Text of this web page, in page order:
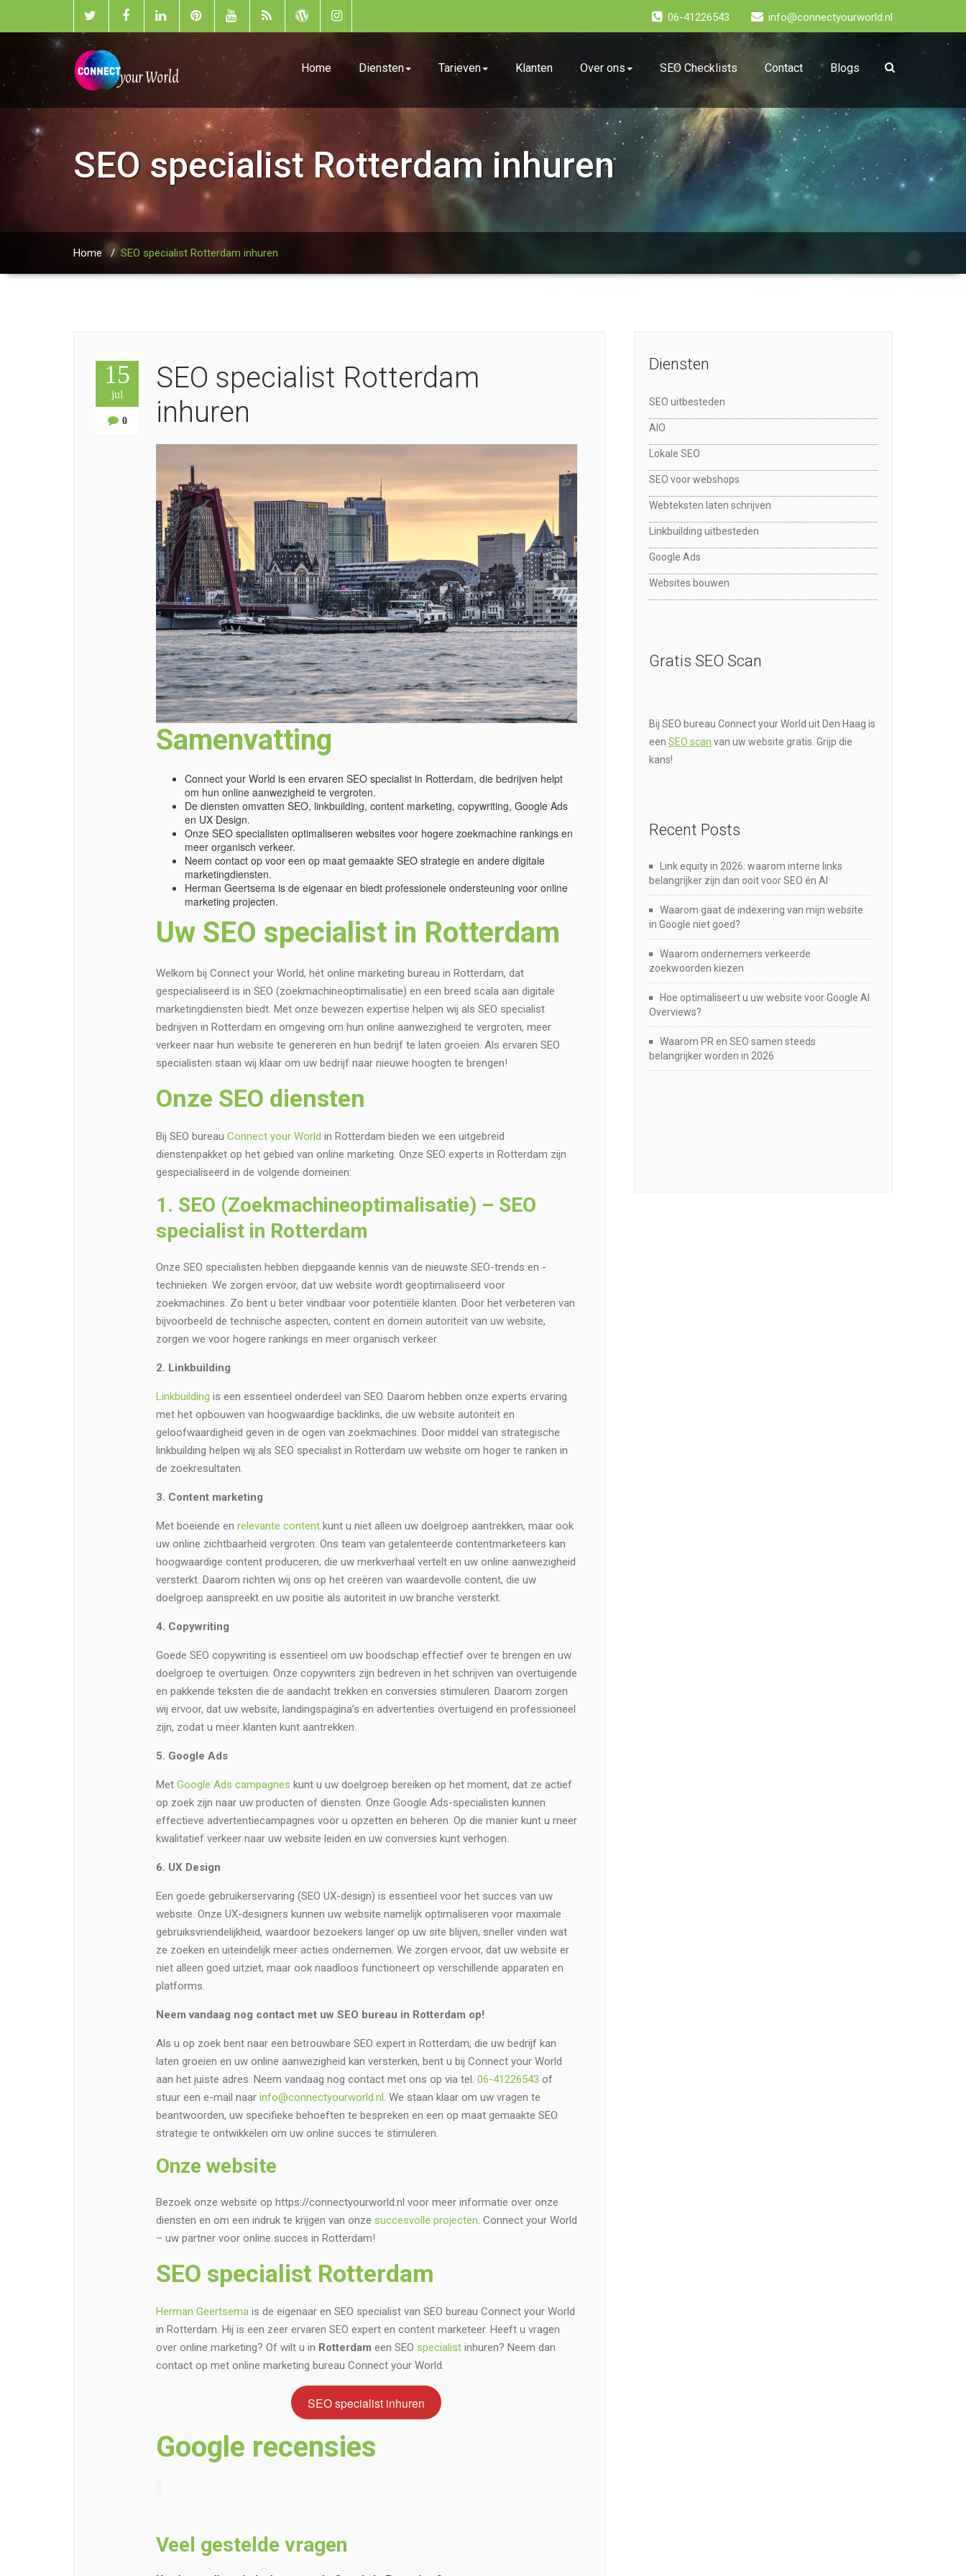
06-41226543 info@connectyourworld.nl
Home Diensten Tarieven Klanten Over ons SEO Checklists Contact Blogs
SEO specialist Rotterdam inhuren
Home /SEO specialist Rotterdam inhuren
15
jul
0
SEO specialist Rotterdam
inhuren
Samenvatting
Connect your World is een ervaren SEO specialist in Rotterdam, die bedrijven helpt
om hun online aanwezigheid te vergroten.
De diensten omvatten SEO, linkbuilding, content marketing, copywriting, Google Ads
en UX Design.
Onze SEO specialisten optimaliseren websites voor hogere zoekmachine rankings en
meer organisch verkeer.
Neem contact op voor een op maat gemaakte SEO strategie en andere digitale
marketingdiensten.
Herman Geertsema is de eigenaar en biedt professionele ondersteuning voor online
marketing projecten.
Uw SEO specialist in Rotterdam
Welkom bij Connect your World, hét online marketing bureau in Rotterdam, dat
gespecialiseerd is in SEO (zoekmachineoptimalisatie) en een breed scala aan digitale
marketingdiensten biedt. Met onze bewezen expertise helpen wij als SEO specialist
bedrijven in Rotterdam en omgeving om hun online aanwezigheid te vergroten, meer
verkeer naar hun website te genereren en hun bedrijf te laten groeien. Als ervaren SEO
specialisten staan wij klaar om uw bedrijf naar nieuwe hoogten te brengen!
Onze SEO diensten
Bij SEO bureau Connect your World in Rotterdam bieden we een uitgebreid
dienstenpakket op het gebied van online marketing. Onze SEO experts in Rotterdam zijn
gespecialiseerd in de volgende domeinen:
1. SEO (Zoekmachineoptimalisatie) – SEO
specialist in Rotterdam
Onze SEO specialisten hebben diepgaande kennis van de nieuwste SEO-trends en -
technieken. We zorgen ervoor, dat uw website wordt geoptimaliseerd voor
zoekmachines. Zo bent u beter vindbaar voor potentiële klanten. Door het verbeteren van
bijvoorbeeld de technische aspecten, content en domein autoriteit van uw website,
zorgen we voor hogere rankings en meer organisch verkeer.
2. Linkbuilding
Linkbuilding is een essentieel onderdeel van SEO. Daarom hebben onze experts ervaring
met het opbouwen van hoogwaardige backlinks, die uw website autoriteit en
geloofwaardigheid geven in de ogen van zoekmachines. Door middel van strategische
linkbuilding helpen wij als SEO specialist in Rotterdam uw website om hoger te ranken in
de zoekresultaten.
3. Content marketing
Met boeiende en relevante contentkunt u niet alleen uw doelgroep aantrekken, maar ook
uw online zichtbaarheid vergroten. Ons team van getalenteerde contentmarketeers kan
hoogwaardige content produceren, die uw merkverhaal vertelt en uw online aanwezigheid
versterkt. Daarom richten wij ons op het creëren van waardevolle content, die uw
doelgroep aanspreekt en uw positie als autoriteit in uw branche versterkt.
4. Copywriting
Goede SEO copywriting is essentieel om uw boodschap effectief over te brengen en uw
doelgroep te overtuigen. Onze copywriters zijn bedreven in het schrijven van overtuigende
en pakkende teksten die de aandacht trekken en conversies stimuleren. Daarom zorgen
wij ervoor, dat uw website, landingspagina’s en advertenties overtuigend en professioneel
zijn, zodat u meer klanten kunt aantrekken.
5. Google Ads
Met Google Ads campagnes kunt u uw doelgroep bereiken op het moment, dat ze actief
op zoek zijn naar uw producten of diensten. Onze Google Ads-specialisten kunnen
effectieve advertentiecampagnes voor u opzetten en beheren. Op die manier kunt u meer
kwalitatief verkeer naar uw website leiden en uw conversies kunt verhogen.
6. UX Design
Een goede gebruikerservaring (SEO UX-design) is essentieel voor het succes van uw
website. Onze UX-designers kunnen uw website namelijk optimaliseren voor maximale
gebruiksvriendelijkheid, waardoor bezoekers langer op uw site blijven, sneller vinden wat
ze zoeken en uiteindelijk meer acties ondernemen. We zorgen ervoor, dat uw website er
niet alleen goed uitziet, maar ook naadloos functioneert op verschillende apparaten en
platforms.
Neem vandaag nog contact met uw SEO bureau in Rotterdam op!
Als u op zoek bent naar een betrouwbare SEO expert in Rotterdam, die uw bedrijf kan
laten groeien en uw online aanwezigheid kan versterken, bent u bij Connect your World
aan het juiste adres. Neem vandaag nog contact met ons op via tel. 06-41226543 of
stuur een e-mail naar info@connectyourworld.nl. We staan klaar om uw vragen te
beantwoorden, uw specifieke behoeften te bespreken en een op maat gemaakte SEO
strategie te ontwikkelen om uw online succes te stimuleren.
Onze website
Bezoek onze website op https://connectyourworld.nl voor meer informatie over onze
diensten en om een indruk te krijgen van onze succesvolle projecten. Connect your World
– uw partner voor online succes in Rotterdam!
SEO specialist Rotterdam
Herman Geertsemais de eigenaar en SEO specialist van SEO bureau Connect your World
in Rotterdam. Hij is een zeer ervaren SEO expert en content marketeer. Heeft u vragen
over online marketing? Of wilt u in Rotterdam een SEO specialist inhuren? Neem dan
contact op met online marketing bureau Connect your World.
SEO specialist inhuren
Google recensies
Veel gestelde vragen
Diensten
SEO uitbesteden
AIO
Lokale SEO
SEO voor webshops
Webteksten laten schrijven
Linkbuilding uitbesteden
Google Ads
Websites bouwen
Gratis SEO Scan
Bij SEO bureau Connect your World uit Den Haag is
een SEO scan van uw website gratis. Grijp die
kans!
Recent Posts
Link equity in 2026: waarom interne links
belangrijker zijn dan ooit voor SEO én AI
Waarom gaat de indexering van mijn website
in Google niet goed?
Waarom ondernemers verkeerde
zoekwoorden kiezen
Hoe optimaliseert u uw website voor Google AI
Overviews?
Waarom PR en SEO samen steeds
belangrijker worden in 2026